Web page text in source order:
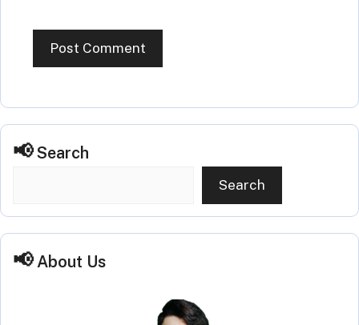
Search
Search
About Us